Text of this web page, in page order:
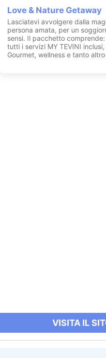
Love & Nature Getaway
Lasciatevi avvolgere dalla
persona amata, per un
sensi. Il pacchetto
tutti i servizi MY TEVINI
Gourmet, wellness e tanto
VISITA IL